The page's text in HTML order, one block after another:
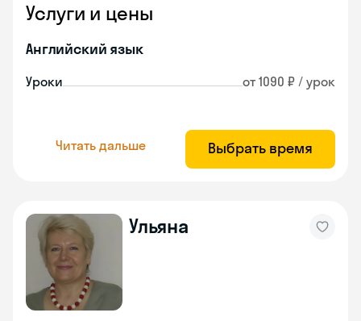
Услуги и цены
Английский язык
Уроки от 1090 ₽ / урок
Читать дальше Выбрать время
Ульяна